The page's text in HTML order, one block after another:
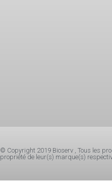
© Copyright 2019 Bioserv , Tous les
propriété de leur(s) marque(s)